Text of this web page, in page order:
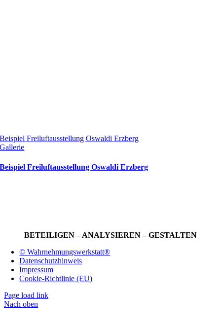
Beispiel Freiluftausstellung Oswaldi Erzberg
Gallerie
Beispiel Freiluftausstellung Oswaldi Erzberg
BETEILIGEN – ANALYSIEREN – GESTALTEN
© Wahrnehmungswerkstatt®
Datenschutzhinweis
Impressum
Cookie-Richtlinie (EU)
Page load link
Nach oben